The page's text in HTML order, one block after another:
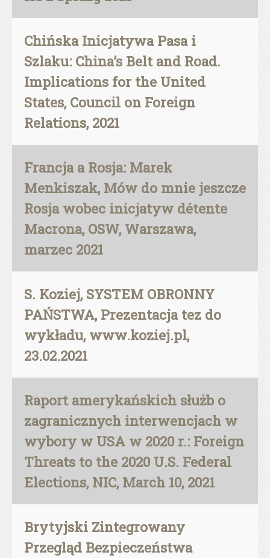
Chińska Inicjatywa Pasa i
Szlaku: China’s Belt and Road.
Implications for the United
States, Council on Foreign
Relations, 2021
Francja a Rosja: Marek
Menkiszak, Mów do mnie jeszcze
Rosja wobec inicjatyw détente
Macrona, OSW, Warszawa,
marzec 2021
S. Koziej, SYSTEM OBRONNY
PAŃSTWA, Prezentacja tez do
wykładu, www.koziej.pl,
23.02.2021
Raport amerykańskich służb o
zagranicznych interwencjach w
wybory w USA w 2020 r.: Foreign
Threats to the 2020 U.S. Federal
Elections, NIC, March 10, 2021
Brytyjski Zintegrowany
Przegląd Bezpieczeństwa